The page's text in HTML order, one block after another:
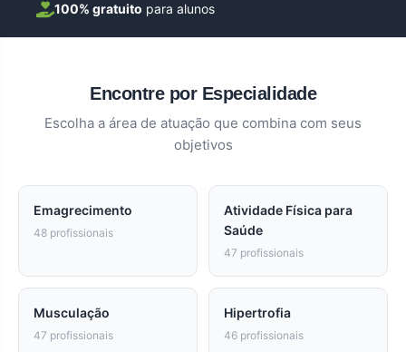
100% gratuito para alunos
Encontre por Especialidade
Escolha a área de atuação que combina com seus
objetivos
Emagrecimento
48 profissionais
Atividade Física para
Saúde
47 profissionais
Musculação
47 profissionais
Hipertrofia
46 profissionais